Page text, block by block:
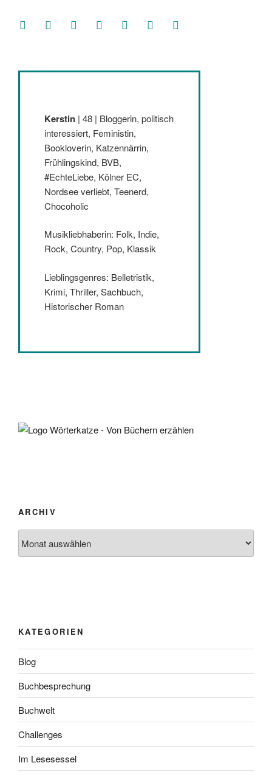
facebooksoundcloud
twitter mastodoninstagramthreads goodreads
Kerstin | 48 | Bloggerin, politisch
interessiert, Feministin,
Bookloverin, Katzennärrin,
Frühlingskind, BVB,
#EchteLiebe, Kölner EC,
Nordsee verliebt, Teenerd,
Chocoholic
Musikliebhaberin: Folk, Indie,
Rock, Country, Pop, Klassik
Lieblingsgenres: Belletristik,
Krimi, Thriller, Sachbuch,
Historischer Roman
ARCHIV
KATEGORIEN
Blog
Buchbesprechung
Buchwelt
Challenges
Im Lesesessel